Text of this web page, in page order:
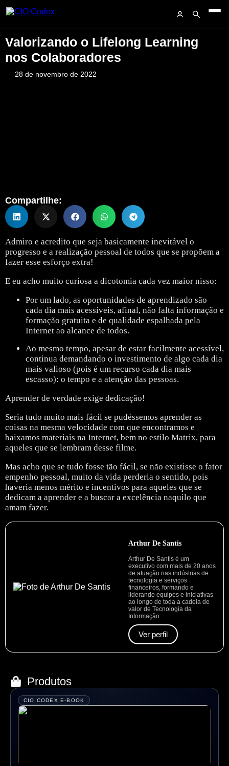
Valorizando o Lifelong Learning
nos Colaboradores
28 de novembro de 2022
Compartilhe:
Admiro e acredito que seja basicamente inevitável o
progresso e a realização pessoal de todos que se propõem a
fazer esse esforço extra!
E eu acho muito curiosa a dicotomia cada vez maior nisso:
Por um lado, as oportunidades de aprendizado são
cada dia mais acessíveis, afinal, não falta informação e
formação gratuita e de qualidade espalhada pela
Internet ao alcance de todos.
Ao mesmo tempo, apesar de estar facilmente acessível,
continua demandando o investimento de algo cada dia
mais valioso (pois é um recurso cada dia mais
escasso): o tempo e a atenção das pessoas.
Aprender de verdade exige dedicação!
Seria tudo muito mais fácil se pudéssemos aprender as
coisas na mesma velocidade com que encontramos e
baixamos materiais na Internet, bem no estilo Matrix, para
aqueles que se lembram desse filme.
Mas acho que se tudo fosse tão fácil, se não existisse o fator
empenho pessoal, muito da vida perderia o sentido, pois
haveria menos mérito e incentivos para aqueles que se
dedicam a aprender e a buscar a excelência naquilo que
amam fazer.
Arthur De Santis
Arthur De Santis é um
executivo com mais de 20 anos
de atuação nas indústrias de
tecnologia e serviços
financeiros, formando e
liderando equipes e iniciativas
ao longo de toda a cadeia de
valor de Tecnologia da
Informação.
Ver perfil
Produtos
CIO CODEX E-BOOK